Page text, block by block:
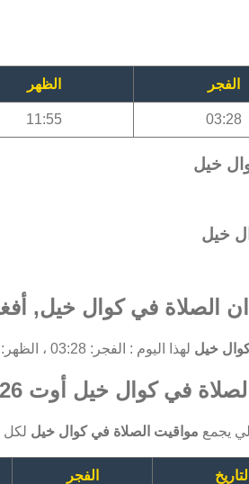
الفجر الظهر
03:28
11:55
خيل
خيل
الصلاة في كوال خيل,
كوال خيل لهذا اليوم : الفجر: 03:28 ، الظهر: 11:55 ، العصر: 15:40 ، المغرب: 18:47 ، العشاء: 20:16.
في كوال خيل أوت 2026
يجمع مواقيت الصلاة في كوال خيل لكل
التاريخ الفجر